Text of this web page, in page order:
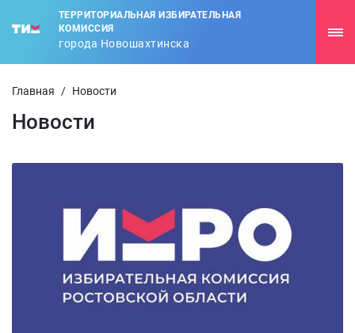
ТЕРРИТОРИАЛЬНАЯ ИЗБИРАТЕЛЬНАЯ
КОМИССИЯ
города Новошахтинска
Главная / Новости
Новости